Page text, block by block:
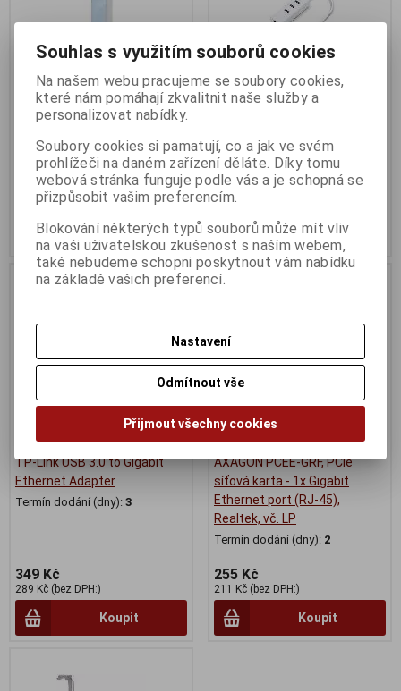
TP-Link USB 2.0 to 100Mbps
Termín dodání (dny): 3
269 Kč
223 Kč (bez DPH:)
Koupit
Termín dodání (dny):3
499 Kč
413 Kč (bez DPH:)
Koupit
TP-Link USB 3.0 to Gigabit
Ethernet Adapter
Termín dodání (dny): 3
349 Kč
289 Kč (bez DPH:)
Koupit
AXAGON PCEE-GRF, PCIe
síťová karta - 1x Gigabit
Ethernet port (RJ-45),
Realtek, vč. LP
Termín dodání (dny): 2
255 Kč
211 Kč (bez DPH:)
Koupit
Souhlas s využitím souborů cookies
Na našem webu pracujeme se soubory cookies,
které nám pomáhají zkvalitnit naše služby a
personalizovat nabídky.
Soubory cookies si pamatují, co a jak ve svém
prohlížeči na daném zařízení děláte. Díky tomu
webová stránka funguje podle vás a je schopná se
přizpůsobit vašim preferencím.
Blokování některých typů souborů může mít vliv
na vaši uživatelskou zkušenost s naším webem,
také nebudeme schopni poskytnout vám nabídku
na základě vašich preferencí.
Nastavení
Odmítnout vše
Přijmout všechny cookies